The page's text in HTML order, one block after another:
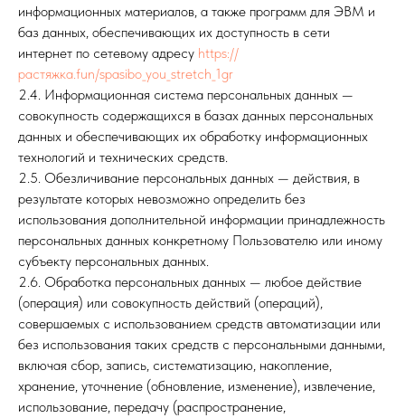
информационных материалов, а также программ для ЭВМ и
баз данных, обеспечивающих их доступность в сети
интернет по сетевому адресу https://
растяжка.fun/spasibo_you_stretch_1gr
2.4. Информационная система персональных данных —
совокупность содержащихся в базах данных персональных
данных и обеспечивающих их обработку информационных
технологий и технических средств.
2.5. Обезличивание персональных данных — действия, в
результате которых невозможно определить без
использования дополнительной информации принадлежность
персональных данных конкретному Пользователю или иному
субъекту персональных данных.
2.6. Обработка персональных данных — любое действие
(операция) или совокупность действий (операций),
совершаемых с использованием средств автоматизации или
без использования таких средств с персональными данными,
включая сбор, запись, систематизацию, накопление,
хранение, уточнение (обновление, изменение), извлечение,
использование, передачу (распространение,